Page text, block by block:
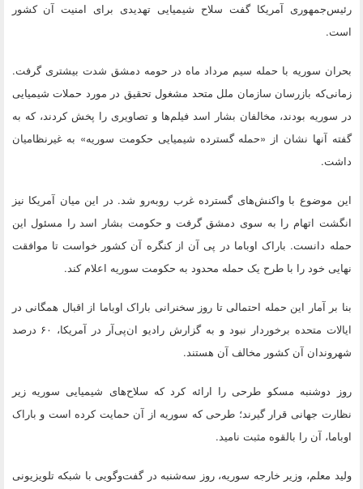
رئیس‌جمهوری آمریکا گفت سلاح شیمیایی تهدیدی برای امنیت آن کشور
است.
بحران سوریه با حمله سیم مرداد ماه در حومه دمشق شدت بیشتری گرفت.
زمانی‌که بازرسان سازمان ملل متحد مشغول تحقیق در مورد حملات شیمیایی
در سوریه بودند، مخالفان بشار اسد فیلم‌ها و تصاویری را پخش کردند، که به
گفته آنها نشان از «حمله گسترده شیمیایی حکومت سوریه» به غیرنظامیان
داشت.
این موضوع با واکنش‌های گسترده غرب روبه‌رو شد. در این میان آمریکا نیز
انگشت اتهام را به سوی دمشق گرفت و حکومت بشار اسد را مسئول این
حمله دانست. باراک اوباما در پی آن از کنگره آن کشور خواست تا موافقت
نهایی خود را با طرح یک حمله محدود به حکومت سوریه اعلام کند.
بنا بر آمار این حمله احتمالی تا روز سخنرانی باراک اوباما از اقبال همگانی در
ایالات متحده برخوردار نبود و به گزارش رادیو ان‌پی‌آر در آمریکا، ۶۰ درصد
شهروندان آن کشور مخالف آن هستند.
روز دوشنبه مسکو طرحی را ارائه کرد که سلاح‌های شیمیایی سوریه زیر
نظارت جهانی قرار گیرند؛ طرحی که سوریه از آن حمایت کرده است و باراک
اوباما، آن را بالقوه مثبت نامید.
ولید معلم، وزیر خارجه سوریه، روز سه‌شنبه در گفت‌وگویی با شبکه تلویزیونی